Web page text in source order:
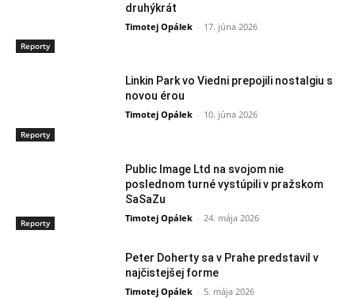
Reporty
druhýkrát
Timotej Opálek - 17. júna 2026
Reporty
Linkin Park vo Viedni prepojili nostalgiu s
novou érou
Timotej Opálek - 10. júna 2026
Reporty
Public Image Ltd na svojom nie
poslednom turné vystúpili v pražskom
SaSaZu
Timotej Opálek - 24. mája 2026
Peter Doherty sa v Prahe predstavil v
najčistejšej forme
Timotej Opálek - 5. mája 2026